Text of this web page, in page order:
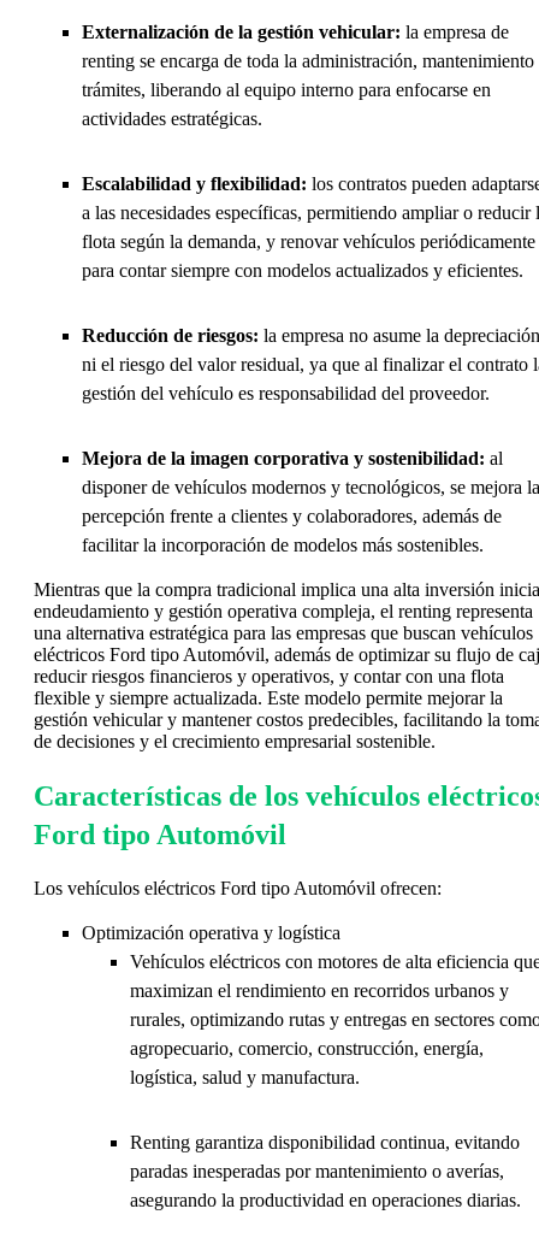
Externalización de la gestión vehicular: la empresa de
renting se encarga de toda la administración, mantenimiento
trámites, liberando al equipo interno para enfocarse en
actividades estratégicas.
Escalabilidad y flexibilidad: los contratos pueden
a las necesidades específicas, permitiendo ampliar o reducir
flota según la demanda, y renovar vehículos periódicamente
para contar siempre con modelos actualizados y eficientes.
Reducción de riesgos: la empresa no asume la depreciación
ni el riesgo del valor residual, ya que al finalizar el contrato
gestión del vehículo es responsabilidad del proveedor.
Mejora de la imagen corporativa y sostenibilidad: al
disponer de vehículos modernos y tecnológicos, se mejora la
percepción frente a clientes y colaboradores, además de
facilitar la incorporación de modelos más sostenibles.
Mientras que la compra tradicional implica una alta inversión
endeudamiento y gestión operativa compleja, el renting representa
una alternativa estratégica para las empresas que buscan vehículos
eléctricos Ford tipo Automóvil, además de optimizar su flujo de
reducir riesgos financieros y operativos, y contar con una flota
flexible y siempre actualizada. Este modelo permite mejorar la
gestión vehicular y mantener costos predecibles, facilitando la
de decisiones y el crecimiento empresarial sostenible.
Características de los vehículos
Ford tipo Automóvil
Los vehículos eléctricos Ford tipo Automóvil ofrecen:
Optimización operativa y logística
Vehículos eléctricos con motores de alta eficiencia
maximizan el rendimiento en recorridos urbanos y
rurales, optimizando rutas y entregas en sectores
agropecuario, comercio, construcción, energía,
logística, salud y manufactura.
Renting garantiza disponibilidad continua, evitando
paradas inesperadas por mantenimiento o averías,
asegurando la productividad en operaciones diarias.